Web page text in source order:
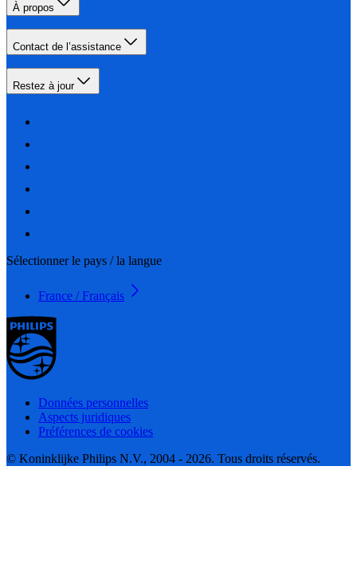
À propos
Contact de l’assistance
Restez à jour
Sélectionner le pays / la langue
France / Français
Données personnelles
Aspects juridiques
Préférences de cookies
© Koninklijke Philips N.V., 2004 - 2026. Tous droits réservés.